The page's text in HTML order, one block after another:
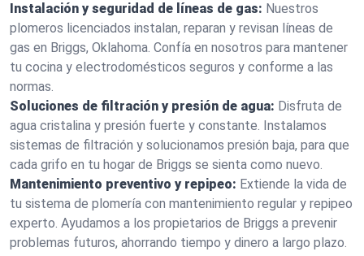
Instalación y seguridad de líneas de gas: Nuestros
plomeros licenciados instalan, reparan y revisan líneas de
gas en Briggs, Oklahoma. Confía en nosotros para mantener
tu cocina y electrodomésticos seguros y conforme a las
normas.
Soluciones de filtración y presión de agua: Disfruta de
agua cristalina y presión fuerte y constante. Instalamos
sistemas de filtración y solucionamos presión baja, para que
cada grifo en tu hogar de Briggs se sienta como nuevo.
Mantenimiento preventivo y repipeo: Extiende la vida de
tu sistema de plomería con mantenimiento regular y repipeo
experto. Ayudamos a los propietarios de Briggs a prevenir
problemas futuros, ahorrando tiempo y dinero a largo plazo.